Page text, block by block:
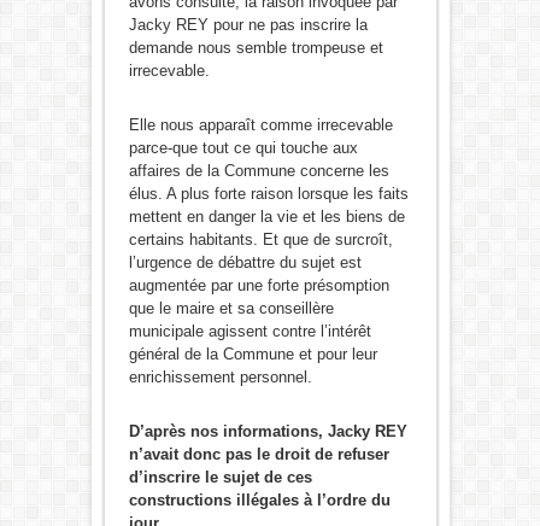
Jacky REY pour ne pas inscrire la
demande nous semble trompeuse et
irrecevable.
Elle nous apparaît comme irrecevable
parce-que tout ce qui touche aux
affaires de la Commune concerne les
élus. A plus forte raison lorsque les faits
mettent en danger la vie et les biens de
certains habitants. Et que de surcroît,
l’urgence de débattre du sujet est
augmentée par une forte présomption
que le maire et sa conseillère
municipale agissent contre l’intérêt
général de la Commune et pour leur
enrichissement personnel.
D’après nos informations, Jacky REY
n’avait donc pas le droit de refuser
d’inscrire le sujet de ces
constructions illégales à l’ordre du